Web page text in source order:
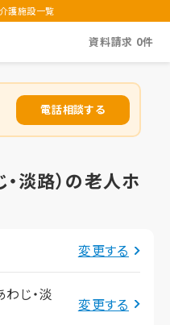
介護施設一覧
資料請求 0件
電話相談する
淡路）の老人ホ
変更する
わじ・淡
変更する